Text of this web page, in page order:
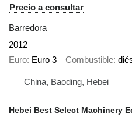
Precio a consultar
Barredora
2012
Euro Euro 3 Combustible
China, Baoding, Hebei
Hebei Best Select Machinery